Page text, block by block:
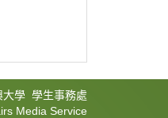
大學 學生事務處
Media Service